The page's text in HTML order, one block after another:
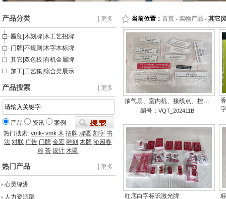
产品分类 | 更多
匾额|木刻牌|木工艺招牌
门牌|不规则|木字木标牌
其它|双色板|有机金属牌
加工|工艺集|综合类展示
产品搜索 | 更多
产品 资讯
案例
热门搜索: vmk- vmk 木 招牌 牌匾 刻字 书
法 对联 广告 门牌 金宏 雕刻 木牌 沁园春
雕 茶 设计 木匾
热门产品 | 更多
心灵绿洲
人力资源部
当前位置： 首页 - 实物产品 - 其它|
抽气扇、室内机、接线点、控…
编号： VQT_202411B
红底白字标识激光牌